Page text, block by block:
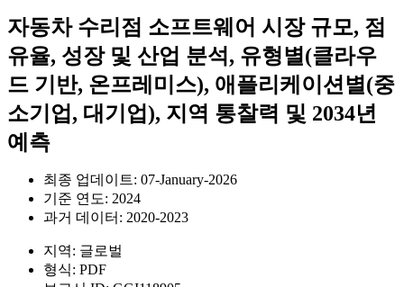
자동차 수리점 소프트웨어 시장 규모, 점
유율, 성장 및 산업 분석, 유형별(클라우
드 기반, 온프레미스), 애플리케이션별(중
소기업, 대기업), 지역 통찰력 및 2034년
예측
최종 업데이트: 07-January-2026
기준 연도: 2024
과거 데이터: 2020-2023
지역: 글로벌
형식: PDF